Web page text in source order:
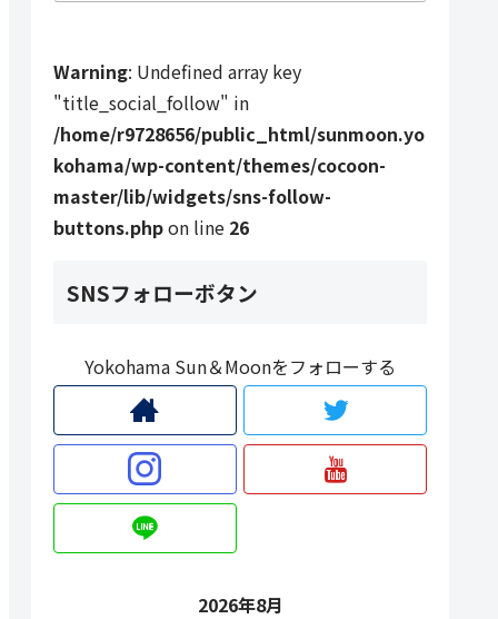
Warning: Undefined array key
"title_social_follow" in
/home/r9728656/public_html/sunmoon.yo
kohama/wp-content/themes/cocoon-
master/lib/widgets/sns-follow-
buttons.phpon line 26
SNSフォローボタン
Yokohama Sun＆Moonをフォローする
2026年8月